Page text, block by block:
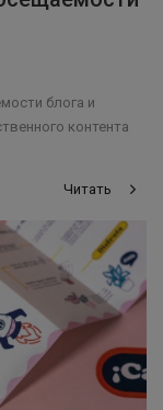
блога и
контента
Читать